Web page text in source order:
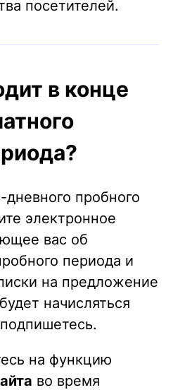
посетителей.
в конце
пробного
электронное
вас об
периода и
на предложение
начисляться
на функцию
во время